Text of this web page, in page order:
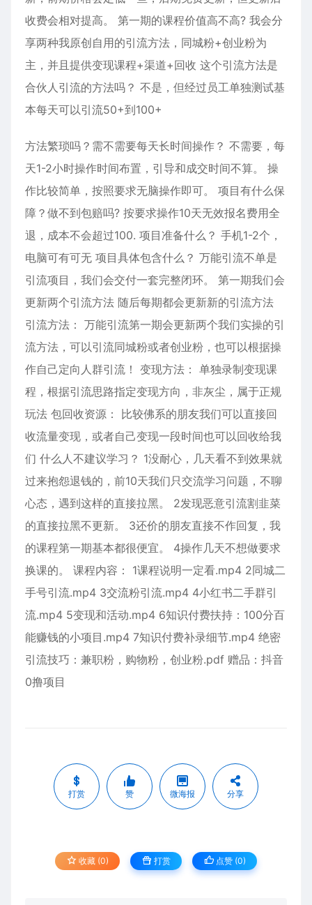
收费会相对提高。 第一期的课程价值高不高? 我会分
享两种我原创自用的引流方法，同城粉+创业粉为
主，并且提供变现课程+渠道+回收 这个引流方法是
合伙人引流的方法吗？ 不是，但经过员工单独测试基
本每天可以引流50+到100+
方法繁琐吗？需不需要每天长时间操作？ 不需要，每
天1-2小时操作时间布置，引导和成交时间不算。 操
作比较简单，按照要求无脑操作即可。 项目有什么保
障？做不到包赔吗? 按要求操作10天无效报名费用全
退，成本不会超过100. 项目准备什么？ 手机1-2个，
电脑可有可无 项目具体包含什么？ 万能引流不单是
引流项目，我们会交付一套完整闭环。 第一期我们会
更新两个引流方法 随后每期都会更新新的引流方法
引流方法： 万能引流第一期会更新两个我们实操的引
流方法，可以引流同城粉或者创业粉，也可以根据操
作自己定向人群引流！ 变现方法： 单独录制变现课
程，根据引流思路指定变现方向，非灰尘，属于正规
玩法 包回收资源： 比较佛系的朋友我们可以直接回
收流量变现，或者自己变现一段时间也可以回收给我
们 什么人不建议学习？ 1没耐心，几天看不到效果就
过来抱怨退钱的，前10天我们只交流学习问题，不聊
心态，遇到这样的直接拉黑。 2发现恶意引流割韭菜
的直接拉黑不更新。 3还价的朋友直接不作回复，我
的课程第一期基本都很便宜。 4操作几天不想做要求
换课的。 课程内容： 1课程说明一定看.mp4 2同城二
手号引流.mp4 3交流粉引流.mp4 4小红书二手群引
流.mp4 5变现和活动.mp4 6知识付费扶持：100分百
能赚钱的小项目.mp4 7知识付费补录细节.mp4 绝密
引流技巧：兼职粉，购物粉，创业粉.pdf 赠品：抖音
0撸项目
打赏 赞 微海报 分享
收藏 (0) 打赏 点赞 (0)